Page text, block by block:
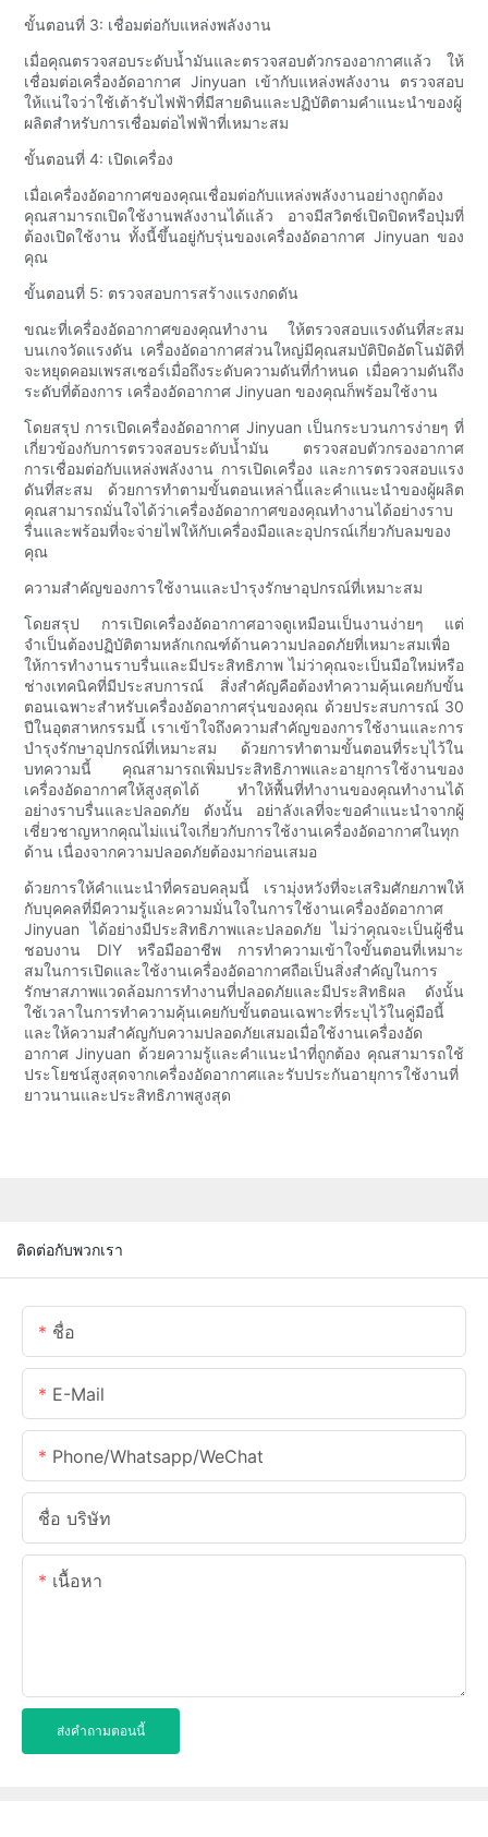
ขั้นตอนที่ 3: เชื่อมต่อกับแหล่งพลังงาน
เมื่อคุณตรวจสอบระดับน้ำมันและตรวจสอบตัวกรองอากาศแล้ว ให้
เชื่อมต่อเครื่องอัดอากาศ Jinyuan เข้ากับแหล่งพลังงาน ตรวจสอบ
ให้แน่ใจว่าใช้เต้ารับไฟฟ้าที่มีสายดินและปฏิบัติตามคำแนะนำของผู้
ผลิตสำหรับการเชื่อมต่อไฟฟ้าที่เหมาะสม
ขั้นตอนที่ 4: เปิดเครื่อง
เมื่อเครื่องอัดอากาศของคุณเชื่อมต่อกับแหล่งพลังงานอย่างถูกต้อง
คุณสามารถเปิดใช้งานพลังงานได้แล้ว อาจมีสวิตช์เปิดปิดหรือปุ่มที่
ต้องเปิดใช้งาน ทั้งนี้ขึ้นอยู่กับรุ่นของเครื่องอัดอากาศ Jinyuan ของ
คุณ
ขั้นตอนที่ 5: ตรวจสอบการสร้างแรงกดดัน
ขณะที่เครื่องอัดอากาศของคุณทำงาน ให้ตรวจสอบแรงดันที่สะสม
บนเกจวัดแรงดัน เครื่องอัดอากาศส่วนใหญ่มีคุณสมบัติปิดอัตโนมัติที่
จะหยุดคอมเพรสเซอร์เมื่อถึงระดับความดันที่กำหนด เมื่อความดันถึง
ระดับที่ต้องการ เครื่องอัดอากาศ Jinyuan ของคุณก็พร้อมใช้งาน
โดยสรุป การเปิดเครื่องอัดอากาศ Jinyuan เป็นกระบวนการง่ายๆ ที่
เกี่ยวข้องกับการตรวจสอบระดับน้ำมัน ตรวจสอบตัวกรองอากาศ
การเชื่อมต่อกับแหล่งพลังงาน การเปิดเครื่อง และการตรวจสอบแรง
ดันที่สะสม ด้วยการทำตามขั้นตอนเหล่านี้และคำแนะนำของผู้ผลิต
คุณสามารถมั่นใจได้ว่าเครื่องอัดอากาศของคุณทำงานได้อย่างราบ
รื่นและพร้อมที่จะจ่ายไฟให้กับเครื่องมือและอุปกรณ์เกี่ยวกับลมของ
คุณ
ความสำคัญของการใช้งานและบำรุงรักษาอุปกรณ์ที่เหมาะสม
โดยสรุป การเปิดเครื่องอัดอากาศอาจดูเหมือนเป็นงานง่ายๆ แต่
จำเป็นต้องปฏิบัติตามหลักเกณฑ์ด้านความปลอดภัยที่เหมาะสมเพื่อ
ให้การทำงานราบรื่นและมีประสิทธิภาพ ไม่ว่าคุณจะเป็นมือใหม่หรือ
ช่างเทคนิคที่มีประสบการณ์ สิ่งสำคัญคือต้องทำความคุ้นเคยกับขั้น
ตอนเฉพาะสำหรับเครื่องอัดอากาศรุ่นของคุณ ด้วยประสบการณ์ 30
ปีในอุตสาหกรรมนี้ เราเข้าใจถึงความสำคัญของการใช้งานและการ
บำรุงรักษาอุปกรณ์ที่เหมาะสม ด้วยการทำตามขั้นตอนที่ระบุไว้ใน
บทความนี้ คุณสามารถเพิ่มประสิทธิภาพและอายุการใช้งานของ
เครื่องอัดอากาศให้สูงสุดได้ ทำให้พื้นที่ทำงานของคุณทำงานได้
อย่างราบรื่นและปลอดภัย ดังนั้น อย่าลังเลที่จะขอคำแนะนำจากผู้
เชี่ยวชาญหากคุณไม่แน่ใจเกี่ยวกับการใช้งานเครื่องอัดอากาศในทุก
ด้าน เนื่องจากความปลอดภัยต้องมาก่อนเสมอ
ด้วยการให้คำแนะนำที่ครอบคลุมนี้ เรามุ่งหวังที่จะเสริมศักยภาพให้
กับบุคคลที่มีความรู้และความมั่นใจในการใช้งานเครื่องอัดอากาศ
Jinyuan ได้อย่างมีประสิทธิภาพและปลอดภัย ไม่ว่าคุณจะเป็นผู้ชื่น
ชอบงาน DIY หรือมืออาชีพ การทำความเข้าใจขั้นตอนที่เหมาะ
สมในการเปิดและใช้งานเครื่องอัดอากาศถือเป็นสิ่งสำคัญในการ
รักษาสภาพแวดล้อมการทำงานที่ปลอดภัยและมีประสิทธิผล ดังนั้น
ใช้เวลาในการทำความคุ้นเคยกับขั้นตอนเฉพาะที่ระบุไว้ในคู่มือนี้
และให้ความสำคัญกับความปลอดภัยเสมอเมื่อใช้งานเครื่องอัด
อากาศ Jinyuan ด้วยความรู้และคำแนะนำที่ถูกต้อง คุณสามารถใช้
ประโยชน์สูงสุดจากเครื่องอัดอากาศและรับประกันอายุการใช้งานที่
ยาวนานและประสิทธิภาพสูงสุด
ติดต่อกับพวกเรา
ชื่อ
E-Mail
Phone/Whatsapp/WeChat
ชื่อ บริษัท
เนื้อหา
ส่งคำถามตอนนี้